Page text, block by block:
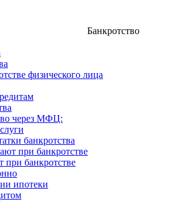
Банкротство
физического лица
через МФЦ:
банкротства
при банкротстве
при банкротстве
ипотеки